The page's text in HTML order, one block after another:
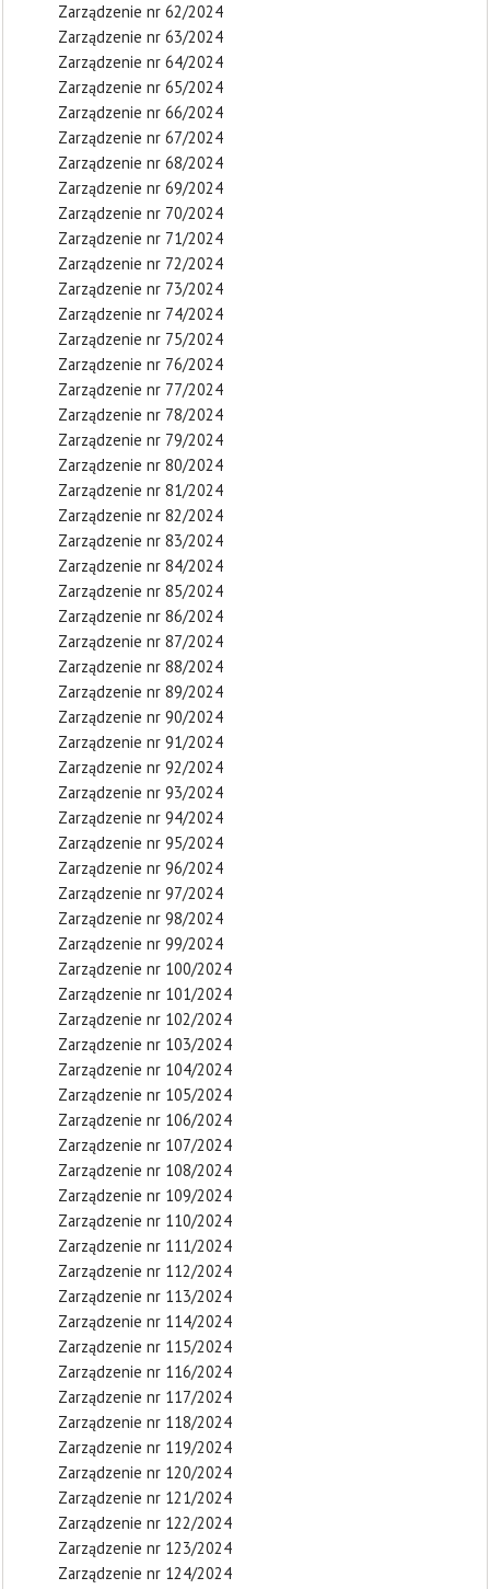
Zarządzenie nr 62/2024
Zarządzenie nr 63/2024
Zarządzenie nr 64/2024
Zarządzenie nr 65/2024
Zarządzenie nr 66/2024
Zarządzenie nr 67/2024
Zarządzenie nr 68/2024
Zarządzenie nr 69/2024
Zarządzenie nr 70/2024
Zarządzenie nr 71/2024
Zarządzenie nr 72/2024
Zarządzenie nr 73/2024
Zarządzenie nr 74/2024
Zarządzenie nr 75/2024
Zarządzenie nr 76/2024
Zarządzenie nr 77/2024
Zarządzenie nr 78/2024
Zarządzenie nr 79/2024
Zarządzenie nr 80/2024
Zarządzenie nr 81/2024
Zarządzenie nr 82/2024
Zarządzenie nr 83/2024
Zarządzenie nr 84/2024
Zarządzenie nr 85/2024
Zarządzenie nr 86/2024
Zarządzenie nr 87/2024
Zarządzenie nr 88/2024
Zarządzenie nr 89/2024
Zarządzenie nr 90/2024
Zarządzenie nr 91/2024
Zarządzenie nr 92/2024
Zarządzenie nr 93/2024
Zarządzenie nr 94/2024
Zarządzenie nr 95/2024
Zarządzenie nr 96/2024
Zarządzenie nr 97/2024
Zarządzenie nr 98/2024
Zarządzenie nr 99/2024
Zarządzenie nr 100/2024
Zarządzenie nr 101/2024
Zarządzenie nr 102/2024
Zarządzenie nr 103/2024
Zarządzenie nr 104/2024
Zarządzenie nr 105/2024
Zarządzenie nr 106/2024
Zarządzenie nr 107/2024
Zarządzenie nr 108/2024
Zarządzenie nr 109/2024
Zarządzenie nr 110/2024
Zarządzenie nr 111/2024
Zarządzenie nr 112/2024
Zarządzenie nr 113/2024
Zarządzenie nr 114/2024
Zarządzenie nr 115/2024
Zarządzenie nr 116/2024
Zarządzenie nr 117/2024
Zarządzenie nr 118/2024
Zarządzenie nr 119/2024
Zarządzenie nr 120/2024
Zarządzenie nr 121/2024
Zarządzenie nr 122/2024
Zarządzenie nr 123/2024
Zarządzenie nr 124/2024